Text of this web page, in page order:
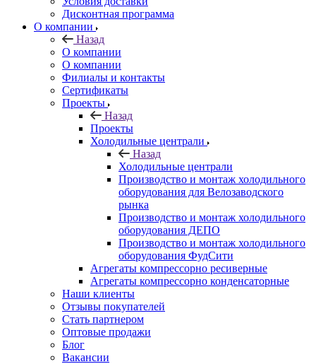
Дисконтная программа
О компании
Назад
О компании
О компании
Филиалы и контакты
Сертификаты
Проекты
Назад
Проекты
Холодильные централи
Назад
Холодильные централи
Производство и монтаж холодильного
оборудования для Велозаводского
рынка
Производство и монтаж холодильного
оборудования ДЕПО
Производство и монтаж холодильного
оборудования ФудСити
Агрегаты компрессорно ресиверные
Агрегаты компрессорно конденсаторные
Наши клиенты
Отзывы покупателей
Стать партнером
Оптовые продажи
Блог
Вакансии